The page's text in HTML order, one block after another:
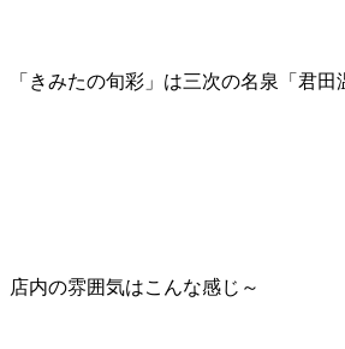
「きみたの旬彩」は三次の名泉「君
店内の雰囲気はこんな感じ～